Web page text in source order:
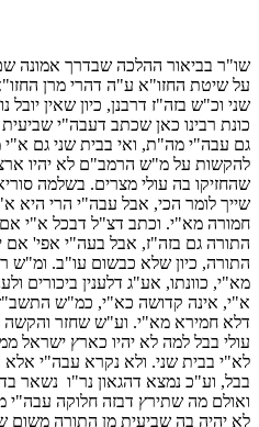
שו"ר בביאור ההלכה שבדרך
על שיטת החזו"א ע"ה דהרי מרן
שני וכ"ש בזה"ז דרבנן, כיון שאין
כונת רבינו כאן שכתב דעבה"י
גם עבה"י מה"ת, ואי בבית שני גם
להקשות על מ"ש הרמב"ם לא יהיו
שהחזיקו בה עולי מצרים. בשלמה
שייך לומר הכי, אבל עבה"י הרי היא
חמורה מא"י. וכתב דצ"ל דבכל א"י אם
התורה גם בזה"ז, אבל בעה"י אפי' אם
התורה, כיון שלא כבשום עו"ב. ומ"ש
מא"י, כוונתו, אע"ג דלענין ביכורים
א"י, אינה קדושה כא"י, כמ"ש
דלא חמירא מא"י. וע"ש שחזר והקשה
עולי בבל למה לא יהיו כארץ ישראל
לא"י בבית שני. ולא נקרא עבה"י
בבל, וע"כ נמצא דהגאון נר"ו נשאר
ואולם מה שתירץ דבזה חלוקה עבה"י
לא יהיה בה שביעית מן התורה משום